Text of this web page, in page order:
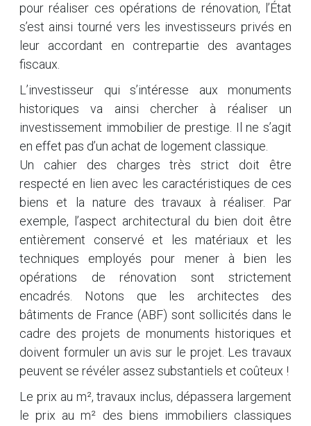
pour réaliser ces opérations de rénovation, l’État
s’est ainsi tourné vers les investisseurs privés en
leur accordant en contrepartie des avantages
fiscaux.
L’investisseur qui s’intéresse aux monuments
historiques va ainsi chercher à réaliser un
investissement immobilier de prestige. Il ne s’agit
en effet pas d’un achat de logement classique.
Un cahier des charges très strict doit être
respecté en lien avec les caractéristiques de ces
biens et la nature des travaux à réaliser. Par
exemple, l’aspect architectural du bien doit être
entièrement conservé et les matériaux et les
techniques employés pour mener à bien les
opérations de rénovation sont strictement
encadrés. Notons que les architectes des
bâtiments de France (ABF) sont sollicités dans le
cadre des projets de monuments historiques et
doivent formuler un avis sur le projet. Les travaux
peuvent se révéler assez substantiels et coûteux !
Le prix au m², travaux inclus, dépassera largement
le prix au m² des biens immobiliers classiques